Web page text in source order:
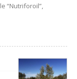
“Nutriforoil”,